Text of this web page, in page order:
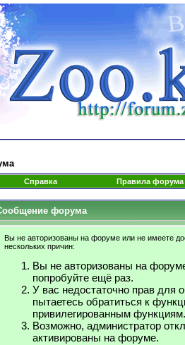
Справка Правила форума
форума
Вы не авторизованы на форуме или не имеете
нескольких причин:
Вы не авторизованы на
попробуйте ещё раз.
У вас недостаточно прав для
пытаетесь обратиться к
привилегированным функциям.
Возможно, администратор
активированы на форуме.